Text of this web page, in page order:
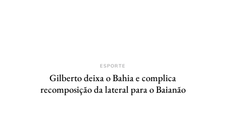
ESPORTE
Gilberto deixa o Bahia e complica
recomposição da lateral para o Baianão